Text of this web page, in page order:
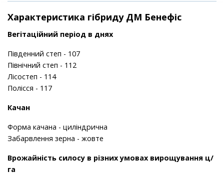
Характеристика гібриду ДМ Бенефіс
Вегітаційний період в днях
Південний степ - 107
Північний степ - 112
Лісостеп - 114
Полісся - 117
Качан
Форма качана - циліндрична
Забарвлення зерна - жовте
Врожайність силосу в різних умовах вирощування ц/
га